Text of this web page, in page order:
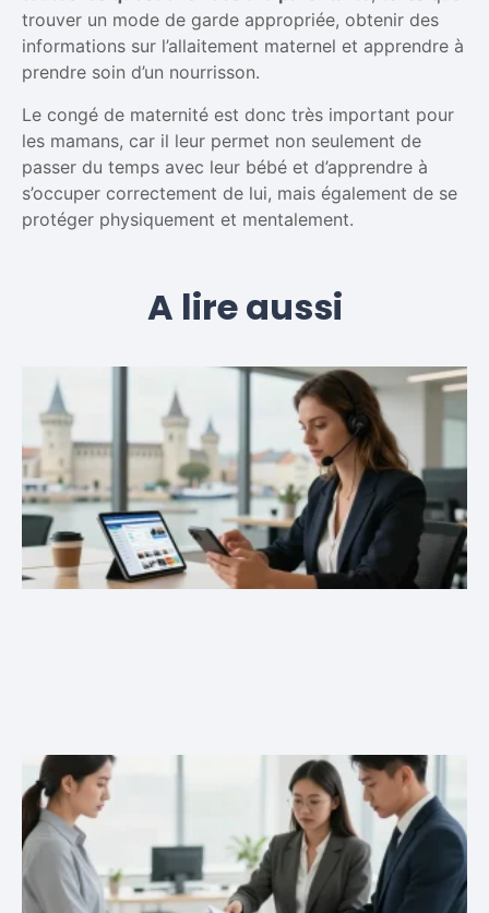
trouver un mode de garde appropriée, obtenir des
informations sur l’allaitement maternel et apprendre à
prendre soin d’un nourrisson.
Le congé de maternité est donc très important pour
les mamans, car il leur permet non seulement de
passer du temps avec leur bébé et d’apprendre à
s’occuper correctement de lui, mais également de se
protéger physiquement et mentalement.
A lire aussi